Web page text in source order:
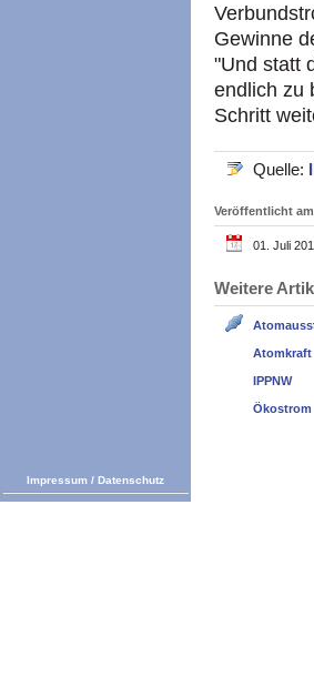
Gewinne
"Und statt
endlich zu
Schritt
Quelle:
Veröffentlicht am
01. Juli
Weitere
Atomkraft
IPPNW
Ökostrom
Impressum / Datenschutz